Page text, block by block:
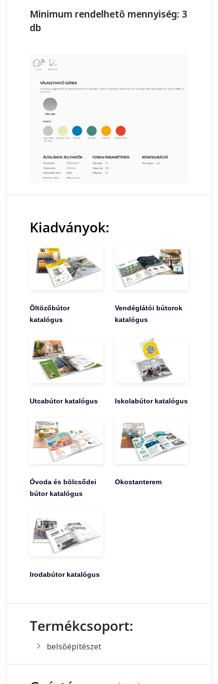
Minimum rendelhető mennyiség: 3
db
Kiadványok:
Öltözőbútor
katalógus
Vendéglátói bútorok
katalógus
Utcabútor katalógus Iskolabútor katalógus
Óvoda és bölcsődei
bútor katalógus
Okostanterem
Irodabútor katalógus
Termékcsoport:
belsőépítészet